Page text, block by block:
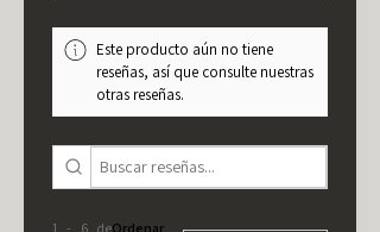
Este producto aún no tiene
reseñas, así que consulte nuestras
otras reseñas.
1 - 6 deOrdenar